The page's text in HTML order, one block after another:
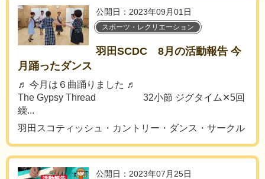
公開日：2023年09月01日
スポーツ・レクリエーション
羽田SCDC 8月の活動報告 今
月踊ったダンス
♬ 今月は６曲踊りました ♬
The Gypsy Thread 32小節 ジグタイム✕5回
繰...
羽田スコティッシュ・カントリー・ダンス・サークル
公開日：2023年07月25日